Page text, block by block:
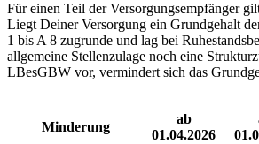
Für einen Teil der Versorgungsempfänger
Liegt Deiner Versorgung ein Grundgehalt
1 bis A 8 zugrunde und lag bei
allgemeine Stellenzulage noch eine
LBesGBW vor, vermindert sich das
Minderung
ab
01.04.2026